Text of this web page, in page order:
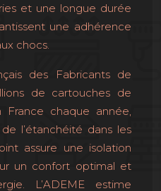
et une longue durée
une adhérence
chocs.
des Fabricants de
de cartouches de
chaque année,
l’étanchéité dans les
assure une isolation
un confort optimal et
L’ADEME estime